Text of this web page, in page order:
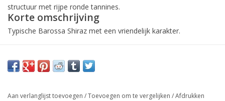
structuur met rijpe ronde tannines.
Korte omschrijving
Typische Barossa Shiraz met een vriendelijk karakter.
Aan verlanglijst toevoegen /Toevoegen om te vergelijken /Afdrukken